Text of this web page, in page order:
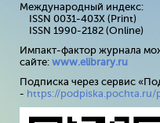
Международный индекс:
ISSN 0031-403X (Print)
ISSN 1990-2182 (Online)
Импакт-фактор журнала
сайте: www.elibrary.ru
Подписка через сервис
- https://podpiska.pochta.ru/